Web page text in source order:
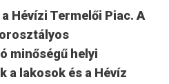
Hévízi Termelői Piac. A
minőségű helyi
a lakosok és a Hévíz